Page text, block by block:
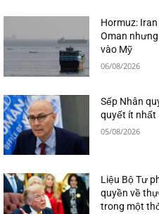
Hormuz:
Oman
vào Mỹ
06/08/2026
Sếp Nhân
quyết ít nhất
05/08/2026
Liệu Bộ Tư
quyền về
trong một